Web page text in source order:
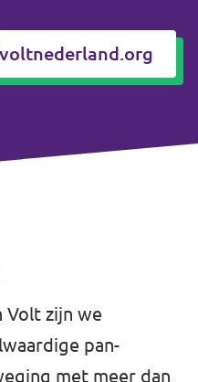
Volt zijn we
pan-
met meer dan